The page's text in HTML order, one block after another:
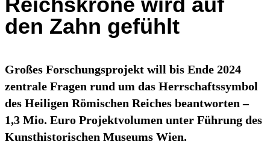
den Zahn gefühlt
Großes Forschungsprojekt will bis Ende 2024
zentrale Fragen rund um das Herrschaftssymbol
des Heiligen Römischen Reiches beantworten –
1,3 Mio. Euro Projektvolumen unter Führung des
Kunsthistorischen Museums Wien.